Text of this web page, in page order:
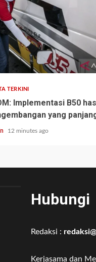
TERKINI
Implementasi B50
yang
12 minutes ago
Hubungi
Redaksi :
Kerjasama dan